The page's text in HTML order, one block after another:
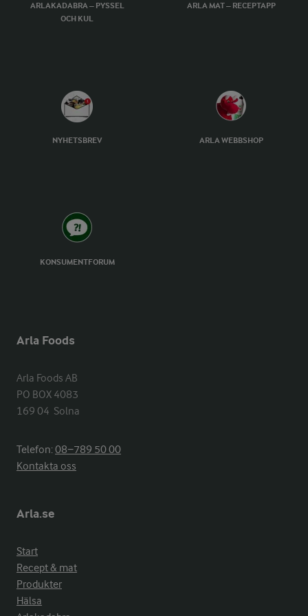
ARLAKADABRA – PYSSEL
OCH KUL
ARLA MAT – RECEPTAPP
NYHETSBREV ARLA WEBBSHOP
KONSUMENTFORUM
Arla Foods
Arla Foods AB
PO BOX 4083
169 04  Solna
Telefon:08−789 50 00
Kontakta oss
Arla.se
Start
Recept & mat
Produkter
Hälsa